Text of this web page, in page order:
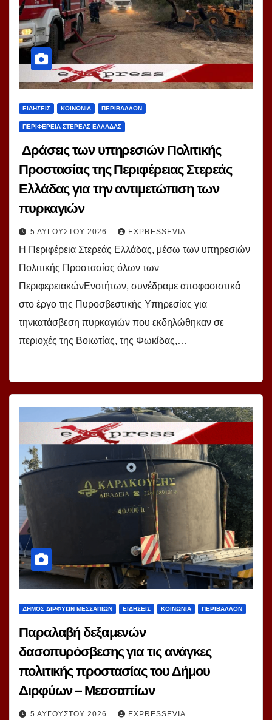
ΕΙΔΗΣΕΙΣ ΚΟΙΝΩΝΙΑ ΠΕΡΙΒΑΛΛΟΝ
ΠΕΡΙΦΕΡΕΙΑ ΣΤΕΡΕΑΣ ΕΛΛΑΔΑΣ
Δράσεις των υπηρεσιών Πολιτικής
Προστασίας της Περιφέρειας Στερεάς
Ελλάδας για την αντιμετώπιση των
πυρκαγιών
5 ΑΥΓΟΎΣΤΟΥ 2026 EXPRESSEVIA
Η Περιφέρεια Στερεάς Ελλάδας, μέσω των υπηρεσιών
Πολιτικής Προστασίας όλων των
ΠεριφερειακώνΕνοτήτων, συνέδραμε αποφασιστικά
στο έργο της Πυροσβεστικής Υπηρεσίας για
τηνκατάσβεση πυρκαγιών που εκδηλώθηκαν σε
περιοχές της Βοιωτίας, της Φωκίδας,…
ΔΗΜΟΣ ΔΙΡΦΥΩΝ ΜΕΣΣΑΠΙΩΝ ΕΙΔΗΣΕΙΣ ΚΟΙΝΩΝΙΑ ΠΕΡΙΒΑΛΛΟΝ
Παραλαβή δεξαμενών
δασοπυρόσβεσης για τις ανάγκες
πολιτικής προστασίας του Δήμου
Διρφύων – Μεσσαπίων
5 ΑΥΓΟΎΣΤΟΥ 2026 EXPRESSEVIA